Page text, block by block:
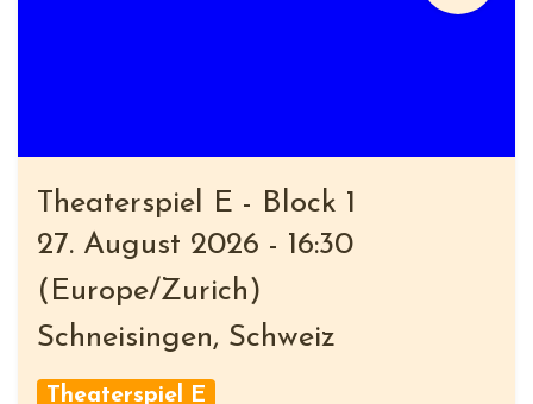
Theaterspiel E - Block 1
27. August 2026 - 16:30
( Europe/Zurich )
Schneisingen, Schweiz
Theaterspiel E